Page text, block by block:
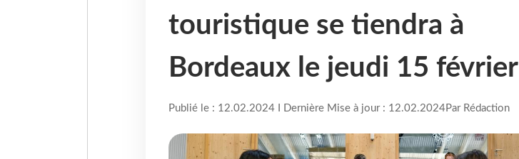
touristique se tiendra à
Bordeaux le jeudi 15 février
Publié le : 12.02.2024 I Dernière Mise à jour : 12.02.2024Par Rédaction